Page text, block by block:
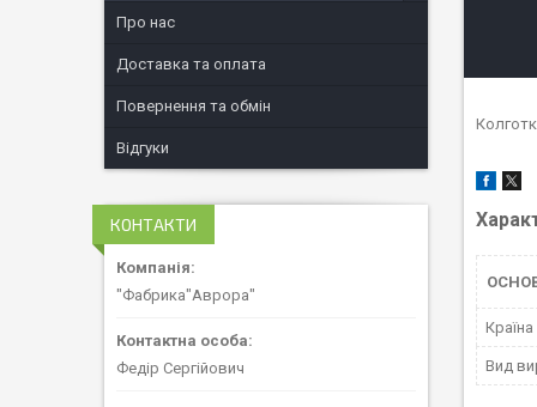
Вид
Про нас
Доставка та оплата
Повернення та обмін
Відгуки
КОНТАКТИ
"Фабрика"Аврора"
Федір Сергійович